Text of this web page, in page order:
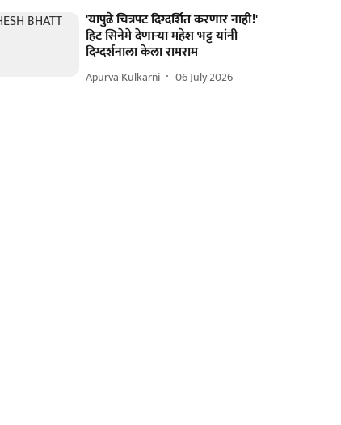
'यापुढे चित्रपट दिग्दर्शित करणार नाही!'
हिट सिनेमे देणाऱ्या महेश भट्ट यांनी
दिग्दर्शनाला केला रामराम
Apurva Kulkarni 06 July 2026